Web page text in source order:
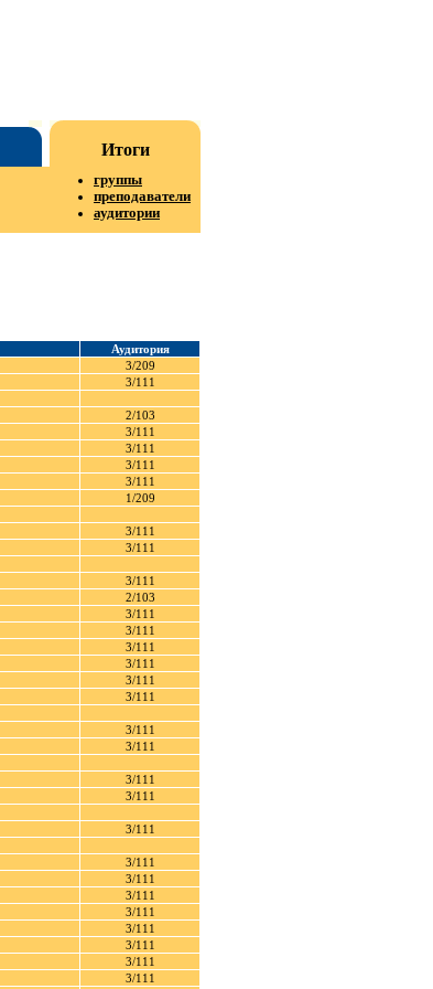
Итоги
группы
преподаватели
аудитории
Аудитория
3/209
3/111
2/103
3/111
3/111
3/111
3/111
1/209
3/111
3/111
3/111
2/103
3/111
3/111
3/111
3/111
3/111
3/111
3/111
3/111
3/111
3/111
3/111
3/111
3/111
3/111
3/111
3/111
3/111
3/111
3/111